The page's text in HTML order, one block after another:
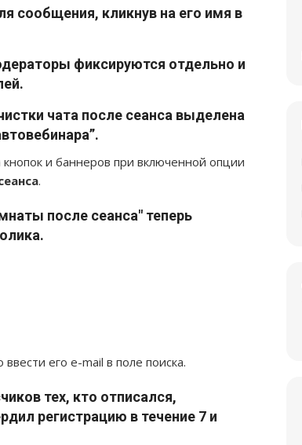
сообщения, кликнув на его имя в
фиксируются отдельно и
.
чата после сеанса выделена
.
и баннеров при включенной опции
.
после сеанса" теперь
.
его e-mail в поле поиска.
тех, кто отписался,
регистрацию в течение 7 и